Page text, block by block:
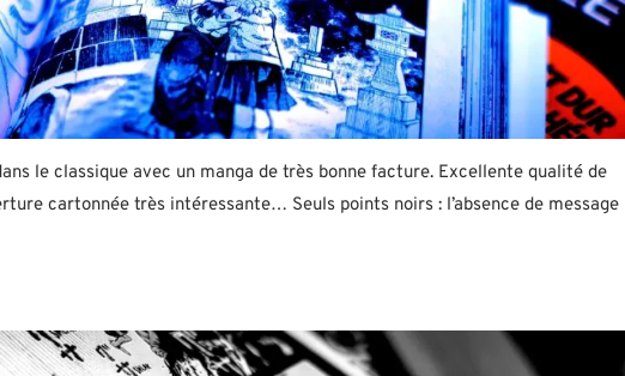
le classique avec un manga de très bonne facture. Excellente qualité de
cartonnée très intéressante… Seuls points noirs : l’absence de message